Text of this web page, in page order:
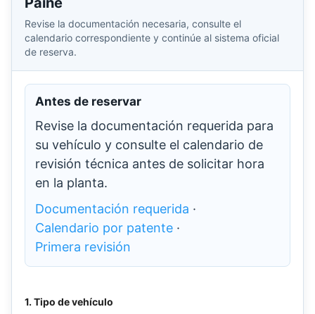
Revise la documentación necesaria, consulte el
calendario correspondiente y continúe al sistema oficial
de reserva.
Antes de reservar
Revise la documentación requerida para
su vehículo y consulte el calendario de
revisión técnica antes de solicitar hora
en la planta.
Documentación requerida ·
Calendario por patente ·
Primera revisión
1. Tipo de vehículo